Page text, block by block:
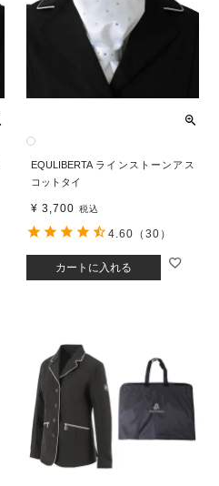
EQULIBERTA ラインストーンアス
コットタイ
¥ 3,700 税込
カートに入れる
4.60 （30）